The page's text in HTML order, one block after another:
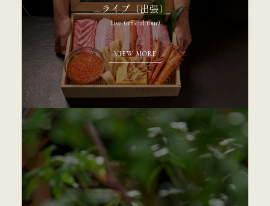
ライブ（出張）
Live (official tour)
VIEW MORE